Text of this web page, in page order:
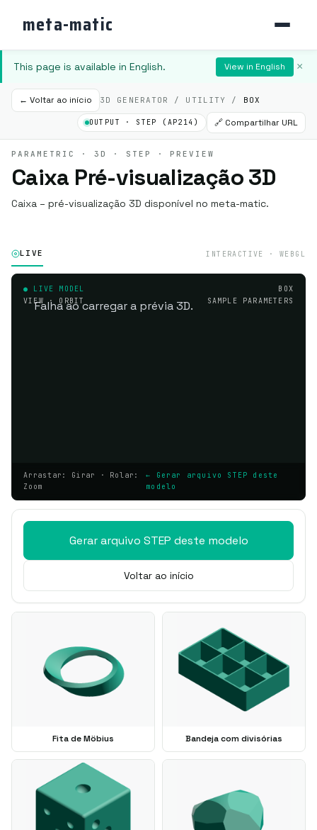
meta-matic
This page is available in English. View in English ×
← Voltar ao início 3D GENERATOR / UTILITY / BOX
OUTPUT · STEP (AP214) 🔗 Compartilhar URL
PARAMETRIC · 3D · STEP · PREVIEW
Caixa Pré-visualização 3D
Caixa – pré-visualização 3D disponível no meta-matic.
LIVE INTERACTIVE · WEBGL
● LIVE MODEL
VIEW · ORBIT
BOX
SAMPLE PARAMETERS
Falha ao carregar a prévia 3D.
Arrastar: Girar · Rolar:
Zoom
← Gerar arquivo STEP deste
modelo
Gerar arquivo STEP deste modelo
Voltar ao início
Fita de Möbius Bandeja com divisórias